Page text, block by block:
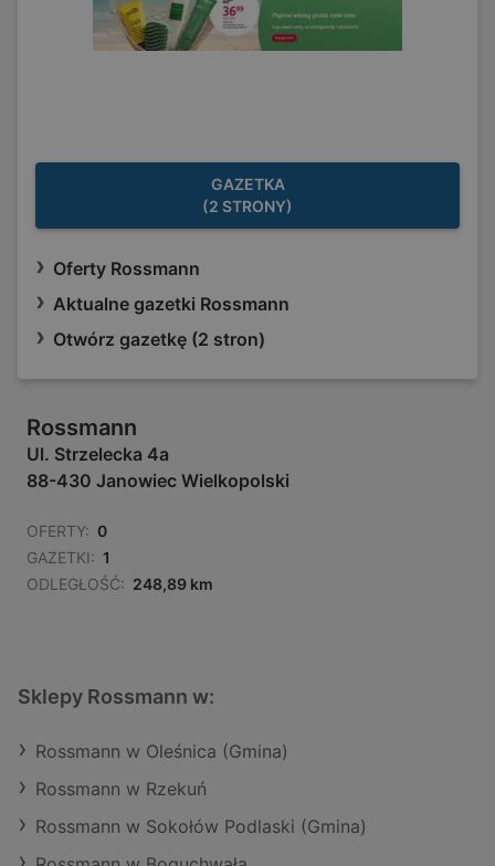
GAZETKA
(2 STRONY)
Oferty Rossmann
Aktualne gazetki Rossmann
Otwórz gazetkę (2 stron)
Rossmann
Ul. Strzelecka 4a
88-430 Janowiec Wielkopolski
OFERTY: 0
GAZETKI: 1
ODLEGŁOŚĆ: 248,89 km
Sklepy Rossmann w:
Rossmann w Oleśnica (Gmina)
Rossmann w Rzekuń
Rossmann w Sokołów Podlaski (Gmina)